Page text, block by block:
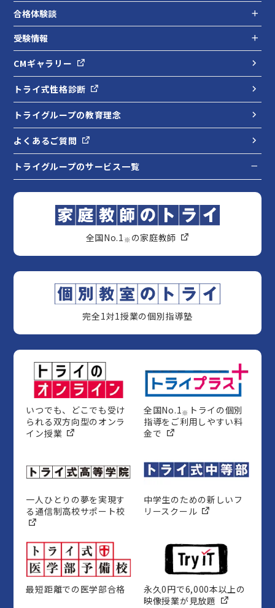
合格体験談
受験情報
CMギャラリー
トライ式性格診断
トライグループの教育理念
よくあるご質問
トライグループのサービス一覧
全国No.1 ※ の家庭教師
完全1対1授業の個別指導塾
いつでも、どこでも受け
られる双方向型のオンラ
イン授業
全国No.1※ トライの個別
指導をご利用しやすい料
金で
一人ひとりの夢を実現す
る通信制高校サポート校
中学生のための新しいフ
リースクール
最短距離での医学部合格
永久0円で6,000本以上の
映像授業が見放題